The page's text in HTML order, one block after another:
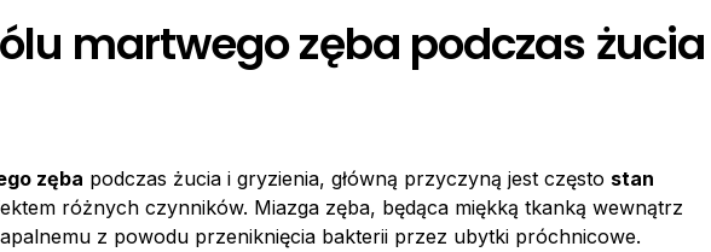
martwego zęba podczas żucia
zęba podczas żucia i gryzienia, główną przyczyną jest często stan
różnych czynników. Miazga zęba, będąca miękką tkanką wewnątrz
z powodu przeniknięcia bakterii przez ubytki próchnicowe.